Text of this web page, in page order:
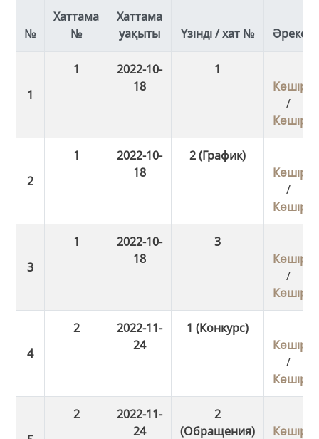
Хаттама
№
Хаттама
уақыты
Үзінді / хат № Әрекет
1
2022-10-
18
1
Көшіру
/
Көшіру
1
2022-10-
18
2 (График)
Көшіру
/
Көшіру
1
2022-10-
18
3
Көшіру
/
Көшіру
2
2022-11-
24
1 (Конкурс)
Көшіру
/
Көшіру
2
2022-11-
24
2
(Обращения)
Көшіру